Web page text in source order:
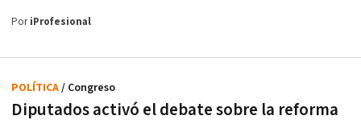
PoriProfesional
Diputados activó el debate sobre la reforma
POLÍTICA/ Congreso